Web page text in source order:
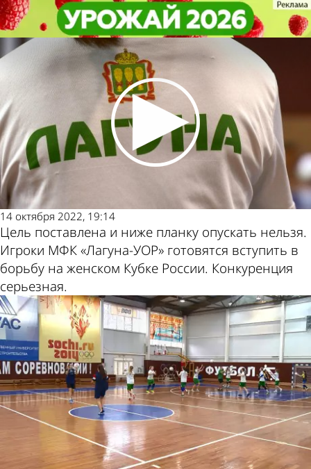
«Лагуна-УОР» готовится к играм
женского Кубка России
Спорт
14 октября 2022, 19:14
Цель поставлена и ниже планку опускать нельзя.
Игроки МФК «Лагуна-УОР» готовятся вступить в
борьбу на женском Кубке России. Конкуренция
серьезная.
«Лагуна-УОР» готовится к играм
женского Кубка России
Спорт
Другие
новости по
теме
Погода и
курсы
валют в
Пензе